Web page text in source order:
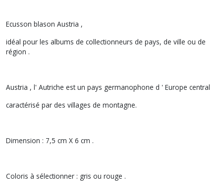
Ecusson blason Austria ,
idéal pour les albums de collectionneurs de pays, de ville ou de
région .
Austria , l' Autriche est un pays germanophone d ' Europe central
caractérisé par des villages de montagne.
Dimension : 7,5 cm X 6 cm .
Coloris à sélectionner : gris ou rouge .